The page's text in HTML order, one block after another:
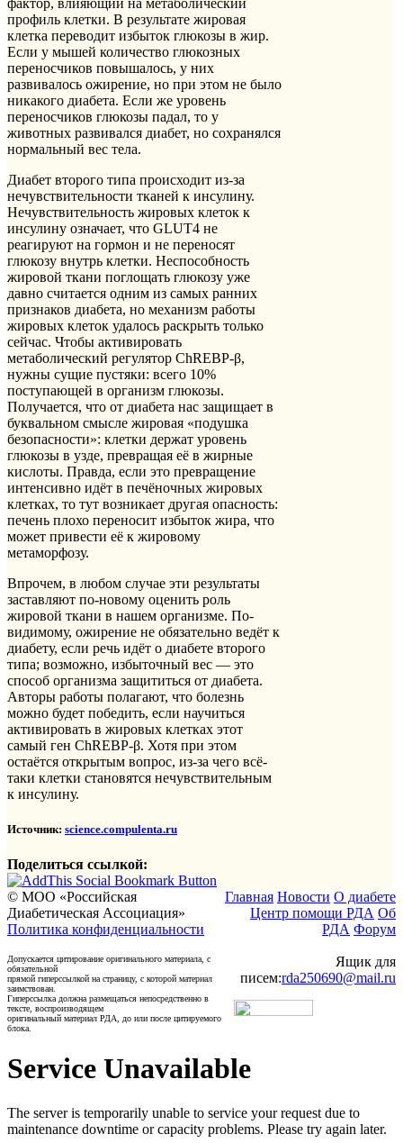
фактор, влияющий на метаболический
профиль клетки. В результате жировая
клетка переводит избыток глюкозы в жир.
Если у мышей количество глюкозных
переносчиков повышалось, у них
развивалось ожирение, но при этом не было
никакого диабета. Если же уровень
переносчиков глюкозы падал, то у
животных развивался диабет, но сохранялся
нормальный вес тела.
Диабет второго типа происходит из-за
нечувствительности тканей к инсулину.
Нечувствительность жировых клеток к
инсулину означает, что GLUT4 не
реагируют на гормон и не переносят
глюкозу внутрь клетки. Неспособность
жировой ткани поглощать глюкозу уже
давно считается одним из самых ранних
признаков диабета, но механизм работы
жировых клеток удалось раскрыть только
сейчас. Чтобы активировать
метаболический регулятор ChREBP-β,
нужны сущие пустяки: всего 10%
поступающей в организм глюкозы.
Получается, что от диабета нас защищает в
буквальном смысле жировая «подушка
безопасности»: клетки держат уровень
глюкозы в узде, превращая её в жирные
кислоты. Правда, если это превращение
интенсивно идёт в печёночных жировых
клетках, то тут возникает другая опасность:
печень плохо переносит избыток жира, что
может привести её к жировому
метаморфозу.
Впрочем, в любом случае эти результаты
заставляют по-новому оценить роль
жировой ткани в нашем организме. По-
видимому, ожирение не обязательно ведёт к
диабету, если речь идёт о диабете второго
типа; возможно, избыточный вес — это
способ организма защититься от диабета.
Авторы работы полагают, что болезнь
можно будет победить, если научиться
активировать в жировых клетках этот
самый ген ChREBP-β. Хотя при этом
остаётся открытым вопрос, из-за чего всё-
таки клетки становятся нечувствительным
к инсулину.
Источник: science.compulenta.ru
Поделиться ссылкой:
© МОО «Российская
Диабетическая Ассоциация»
Политика конфиденциальности
Допускается цитирование оригинального материала, с
обязательной
прямой гиперссылкой на страницу, с которой материал
заимствован.
Гиперссылка должна размещаться непосредственно в
тексте, воспроизводящем
оригинальный материал РДА, до или после цитируемого
блока.
Главная Новости О диабете
Центр помощи РДА Об
РДА Форум
Ящик для
писем:rda250690@mail.ru
Service Unavailable
The server is temporarily unable to service your request due to
maintenance downtime or capacity problems. Please try again later.